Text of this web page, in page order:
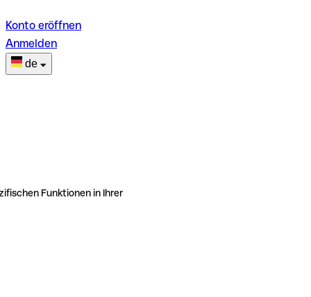
Konto eröffnen
Anmelden
de
Funktionen in Ihrer